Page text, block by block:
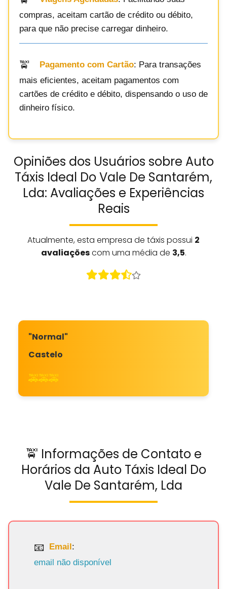
compras, aceitam cartão de crédito ou débito,
para que não precise carregar dinheiro.
Pagamento com Cartão: Para transações
mais eficientes, aceitam pagamentos com
cartões de crédito e débito, dispensando o uso de
dinheiro físico.
Opiniões dos Usuários sobre Auto
Táxis Ideal Do Vale De Santarém,
Lda: Avaliações e Experiências
Reais
Atualmente, esta empresa de táxis possui 2
avaliaçõescom uma média de 3,5.
"Normal"
Castelo
🚕🚕🚕
🚖 Informações de Contato e
Horários da Auto Táxis Ideal Do
Vale De Santarém, Lda
Email:
email não disponível